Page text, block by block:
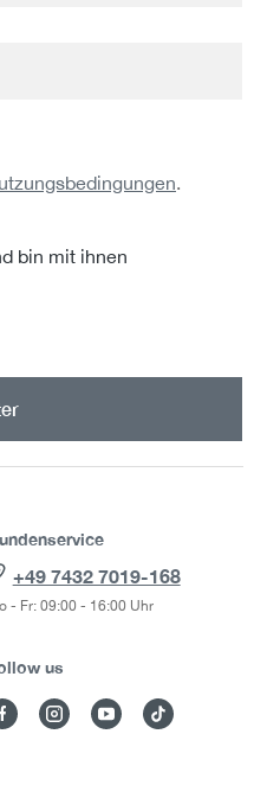
.
bin mit ihnen
+49 7432 7019-168
- Fr: 09:00 - 16:00 Uhr
us